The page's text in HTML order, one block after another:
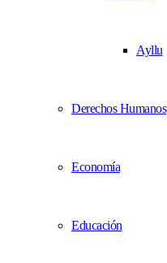
Ayllu
Derechos Humanos
Economía
Educación